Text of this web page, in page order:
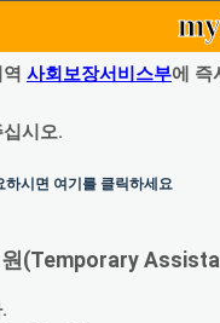
사회보장서비스부에 즉
시오.
시면 여기를 클릭하세요
(Temporary